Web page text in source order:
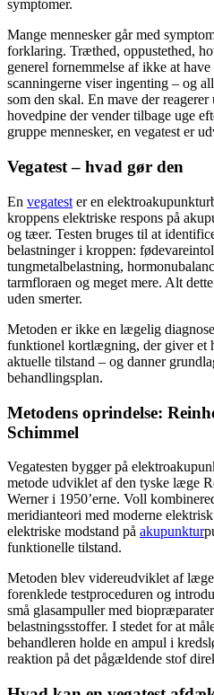
symptomer.
Mange mennesker går med
forklaring. Træthed, oppustethed,
generel fornemmelse af ikke at
scanningerne viser ingenting – og
som den skal. En mave der reagerer
hovedpine der vender tilbage uge
gruppe mennesker, en vegatest er
Vegatest – hvad gør den
En vegatest er en
kroppens elektriske respons på
og tæer. Testen bruges til at
belastninger i kroppen:
tungmetalbelastning,
tarmfloraen og meget mere. Alt
uden smerter.
Metoden er ikke en lægelig
funktionel kortlægning, der giver et
aktuelle tilstand – og danner
behandlingsplan.
Metodens oprindelse:
Schimmel
Vegatesten bygger på
metode udviklet af den tyske læge
Werner i 1950’erne. Voll
meridianteori med moderne
elektriske modstand på akupunktur
funktionelle tilstand.
Metoden blev videreudviklet af
forenklede testproceduren og
små glasampuller med
belastningsstoffer. I stedet for at
behandleren holde en ampul i
reaktion på det pågældende stof